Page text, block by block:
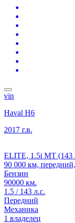
vin
Haval H6
2017 г.в.
ELITE, 1.5i MT (143
90 000 км,
Бензин
90000 км.
1.5 / 143 л.с.
Передний
Механика
1 владелец